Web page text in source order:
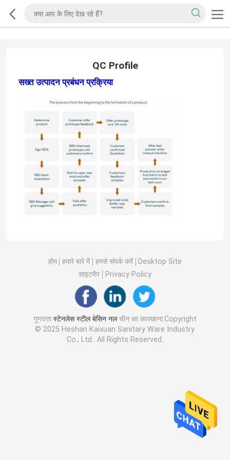
QC Profile
सख्त उत्पादन प्रबंधन प्रक्रिया
होम हमारे बारे में हमसे संपर्क करें
Desktop Site
साइटमैप
Privacy Policy
गुणवत्ता स्टेनलेस स्टील बेसिन नलचीन का कारखाना.Copyright
© 2025 Heshan Kaixuan Sanitary Ware Industry
Co., Ltd.. All Rights Reserved.